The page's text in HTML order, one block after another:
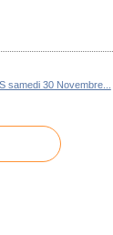
samedi 30 Novembre...